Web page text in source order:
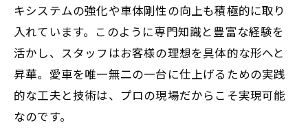
キシステムの強化や車体剛性の向上も積極的に取り
入れています。このように専門知識と豊富な経験を
活かし、スタッフはお客様の理想を具体的な形へと
昇華。愛車を唯一無二の一台に仕上げるための実践
的な工夫と技術は、プロの現場だからこそ実現可能
なのです。